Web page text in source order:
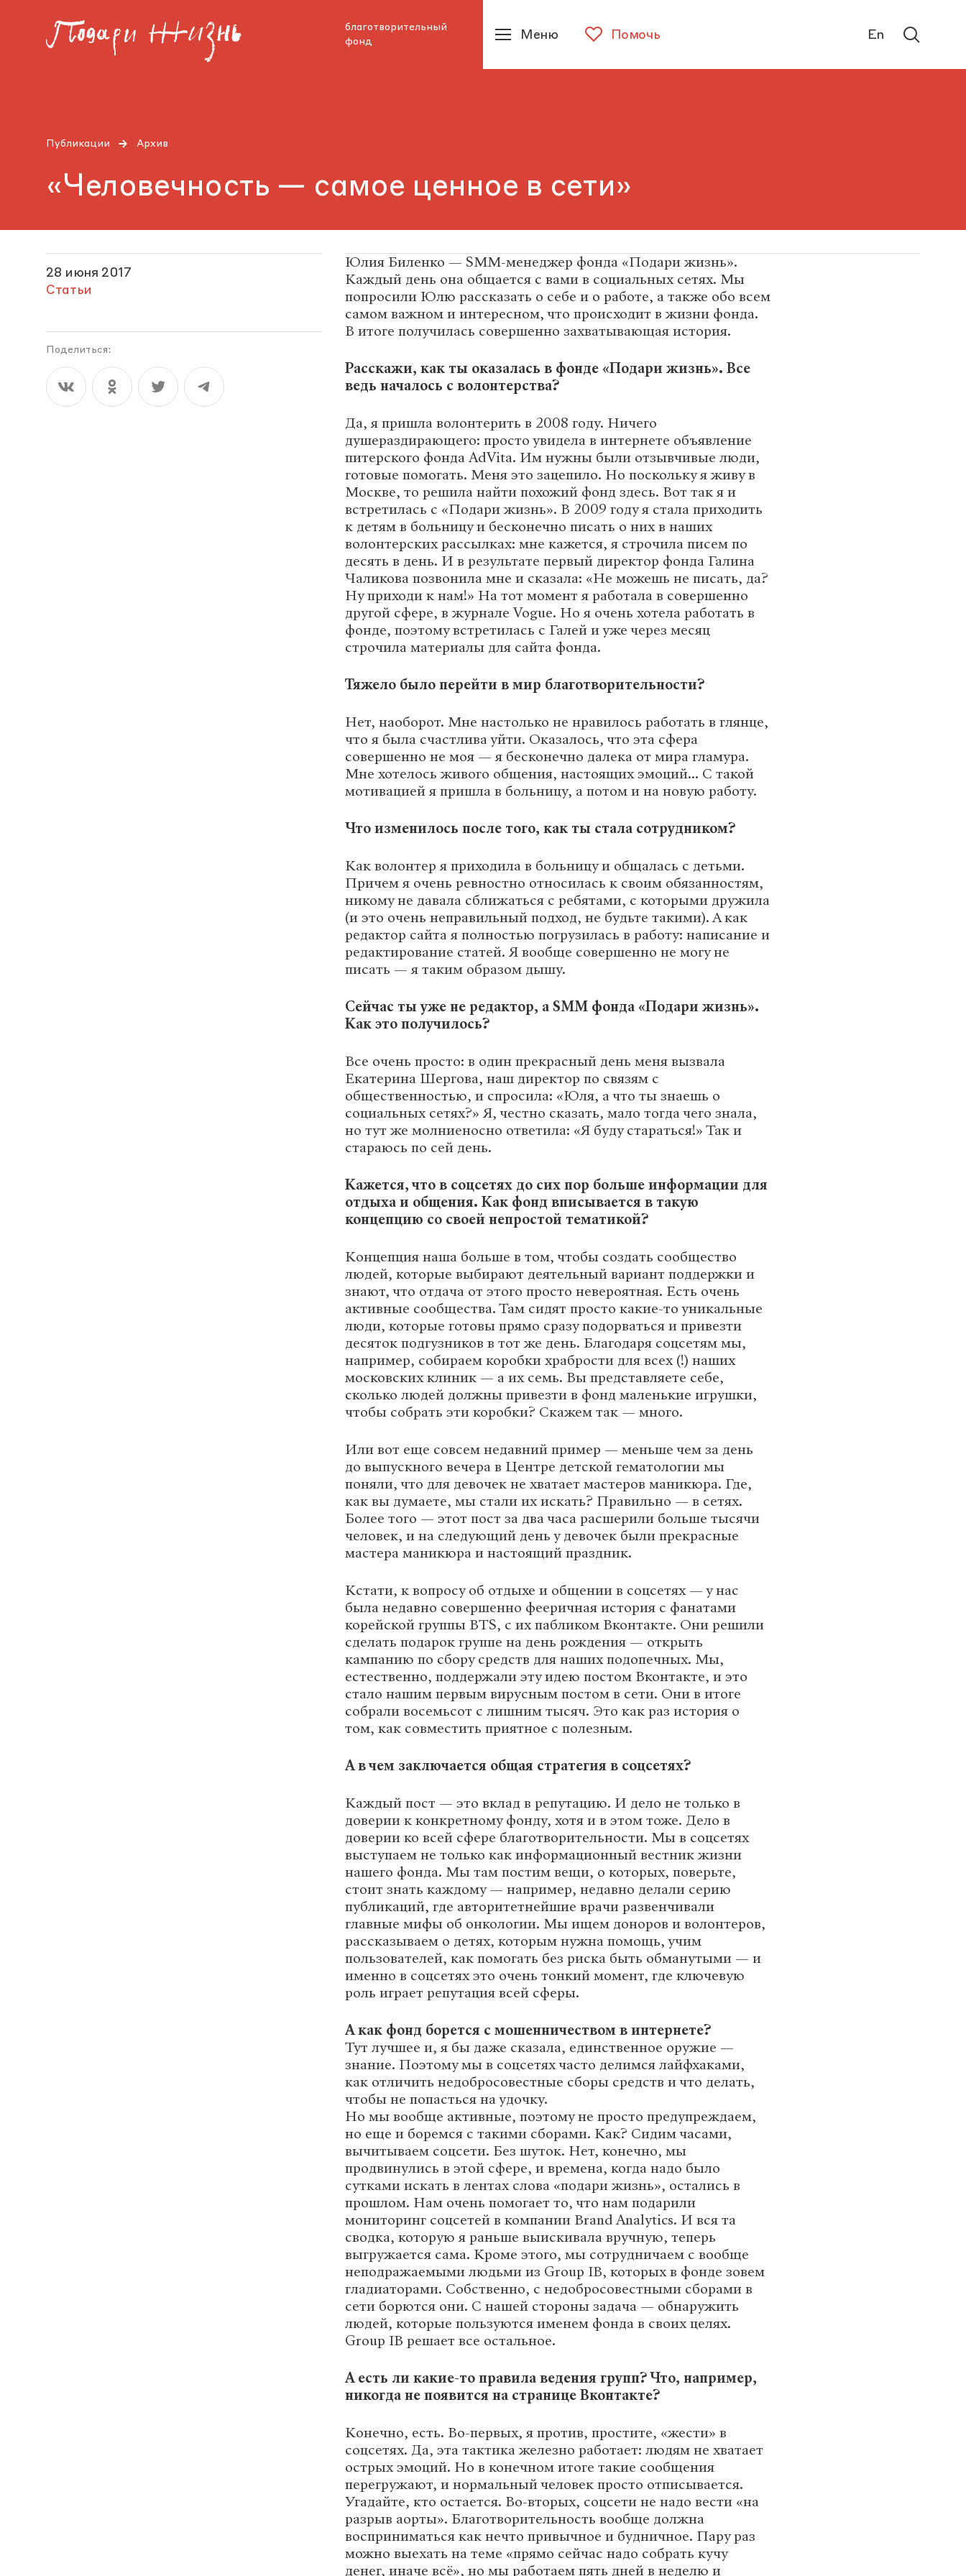
благотворительный
фонд
Помочь
Меню En
Публикации Архив
«Человечность — самое ценное в сети»
28 июня 2017
Статьи
Поделиться:
Юлия Биленко — SMM-менеджер фонда «Подари жизнь».
Каждый день она общается с вами в социальных сетях. Мы
попросили Юлю рассказать о себе и о работе, а также обо всем
самом важном и интересном, что происходит в жизни фонда.
В итоге получилась совершенно захватывающая история.
Расскажи, как ты оказалась в фонде «Подари жизнь». Все
ведь началось с волонтерства?
Да, я пришла волонтерить в 2008 году. Ничего
душераздирающего: просто увидела в интернете объявление
питерского фонда AdVita. Им нужны были отзывчивые люди,
готовые помогать. Меня это зацепило. Но поскольку я живу в
Москве, то решила найти похожий фонд здесь. Вот так я и
встретилась с «Подари жизнь». В 2009 году я стала приходить
к детям в больницу и бесконечно писать о них в наших
волонтерских рассылках: мне кажется, я строчила писем по
десять в день. И в результате первый директор фонда Галина
Чаликова позвонила мне и сказала: «Не можешь не писать, да?
Ну приходи к нам!» На тот момент я работала в совершенно
другой сфере, в журнале Vogue. Но я очень хотела работать в
фонде, поэтому встретилась с Галей и уже через месяц
строчила материалы для сайта фонда.
Тяжело было перейти в мир благотворительности?
Нет, наоборот. Мне настолько не нравилось работать в глянце,
что я была счастлива уйти. Оказалось, что эта сфера
совершенно не моя — я бесконечно далека от мира гламура.
Мне хотелось живого общения, настоящих эмоций... С такой
мотивацией я пришла в больницу, а потом и на новую работу.
Что изменилось после того, как ты стала сотрудником?
Как волонтер я приходила в больницу и общалась с детьми.
Причем я очень ревностно относилась к своим обязанностям,
никому не давала сближаться с ребятами, с которыми дружила
(и это очень неправильный подход, не будьте такими). А как
редактор сайта я полностью погрузилась в работу: написание и
редактирование статей. Я вообще совершенно не могу не
писать — я таким образом дышу.
Сейчас ты уже не редактор, а SMM фонда «Подари жизнь».
Как это получилось?
Все очень просто: в один прекрасный день меня вызвала
Екатерина Шергова, наш директор по связям с
общественностью, и спросила: «Юля, а что ты знаешь о
социальных сетях?» Я, честно сказать, мало тогда чего знала,
но тут же молниеносно ответила: «Я буду стараться!» Так и
стараюсь по сей день.
Кажется, что в соцсетях до сих пор больше информации для
отдыха и общения. Как фонд вписывается в такую
концепцию со своей непростой тематикой?
Концепция наша больше в том, чтобы создать сообщество
людей, которые выбирают деятельный вариант поддержки и
знают, что отдача от этого просто невероятная. Есть очень
активные сообщества. Там сидят просто какие-то уникальные
люди, которые готовы прямо сразу подорваться и привезти
десяток подгузников в тот же день. Благодаря соцсетям мы,
например, собираем коробки храбрости для всех (!) наших
московских клиник — а их семь. Вы представляете себе,
сколько людей должны привезти в фонд маленькие игрушки,
чтобы собрать эти коробки? Скажем так — много.
Или вот еще совсем недавний пример — меньше чем за день
до выпускного вечера в Центре детской гематологии мы
поняли, что для девочек не хватает мастеров маникюра. Где,
как вы думаете, мы стали их искать? Правильно — в сетях.
Более того — этот пост за два часа расшерили больше тысячи
человек, и на следующий день у девочек были прекрасные
мастера маникюра и настоящий праздник.
Кстати, к вопросу об отдыхе и общении в соцсетях — у нас
была недавно совершенно фееричная история с фанатами
корейской группы BTS, с их пабликом Вконтакте. Они решили
сделать подарок группе на день рождения — открыть
кампанию по сбору средств для наших подопечных. Мы,
естественно, поддержали эту идею постом Вконтакте, и это
стало нашим первым вирусным постом в сети. Они в итоге
собрали восемьсот с лишним тысяч. Это как раз история о
том, как совместить приятное с полезным.
А в чем заключается общая стратегия в соцсетях?
Каждый пост — это вклад в репутацию. И дело не только в
доверии к конкретному фонду, хотя и в этом тоже. Дело в
доверии ко всей сфере благотворительности. Мы в соцсетях
выступаем не только как информационный вестник жизни
нашего фонда. Мы там постим вещи, о которых, поверьте,
стоит знать каждому — например, недавно делали серию
публикаций, где авторитетнейшие врачи развенчивали
главные мифы об онкологии. Мы ищем доноров и волонтеров,
рассказываем о детях, которым нужна помощь, учим
пользователей, как помогать без риска быть обманутыми — и
именно в соцсетях это очень тонкий момент, где ключевую
роль играет репутация всей сферы.
А как фонд борется с мошенничеством в интернете?
Тут лучшее и, я бы даже сказала, единственное оружие —
знание. Поэтому мы в соцсетях часто делимся лайфхаками,
как отличить недобросовестные сборы средств и что делать,
чтобы не попасться на удочку.
Но мы вообще активные, поэтому не просто предупреждаем,
но еще и боремся с такими сборами. Как? Сидим часами,
вычитываем соцсети. Без шуток. Нет, конечно, мы
продвинулись в этой сфере, и времена, когда надо было
сутками искать в лентах слова «подари жизнь», остались в
прошлом. Нам очень помогает то, что нам подарили
мониторинг соцсетей в компании Brand Analytics. И вся та
сводка, которую я раньше выискивала вручную, теперь
выгружается сама. Кроме этого, мы сотрудничаем с вообще
неподражаемыми людьми из Group IB, которых в фонде зовем
гладиаторами. Собственно, с недобросовестными сборами в
сети борются они. С нашей стороны задача — обнаружить
людей, которые пользуются именем фонда в своих целях.
Group IB решает все остальное.
А есть ли какие-то правила ведения групп? Что, например,
никогда не появится на странице Вконтакте?
Конечно, есть. Во-первых, я против, простите, «жести» в
соцсетях. Да, эта тактика железно работает: людям не хватает
острых эмоций. Но в конечном итоге такие сообщения
перегружают, и нормальный человек просто отписывается.
Угадайте, кто остается. Во-вторых, соцсети не надо вести «на
разрыв аорты». Благотворительность вообще должна
восприниматься как нечто привычное и будничное. Пару раз
можно выехать на теме «прямо сейчас надо собрать кучу
денег, иначе всё», но мы работаем пять дней в неделю и